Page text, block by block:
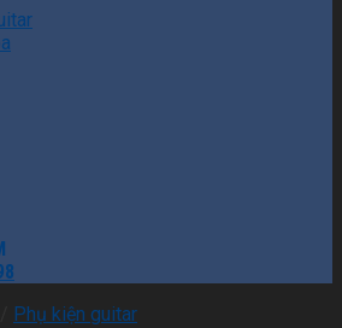
Phụ kiện guitar